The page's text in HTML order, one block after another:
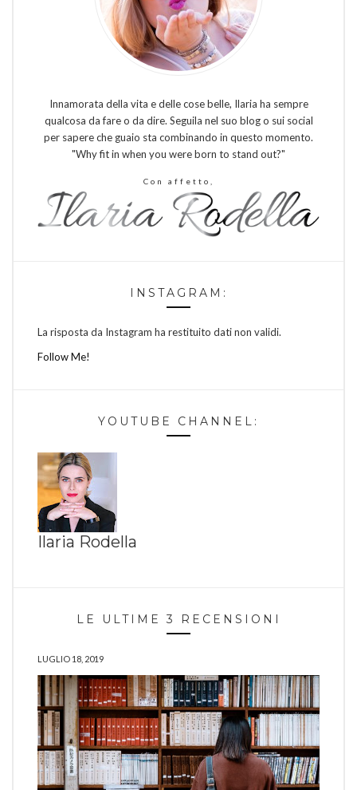
Innamorata della vita e delle cose belle, Ilaria ha sempre
qualcosa da fare o da dire. Seguila nel suo blog o sui social
per sapere che guaio sta combinando in questo momento.
"Why fit in when you were born to stand out?"
Con affetto,
INSTAGRAM:
La risposta da Instagram ha restituito dati non validi.
Follow Me!
YOUTUBE CHANNEL:
Ilaria Rodella
LE ULTIME 3 RECENSIONI
LUGLIO 18, 2019